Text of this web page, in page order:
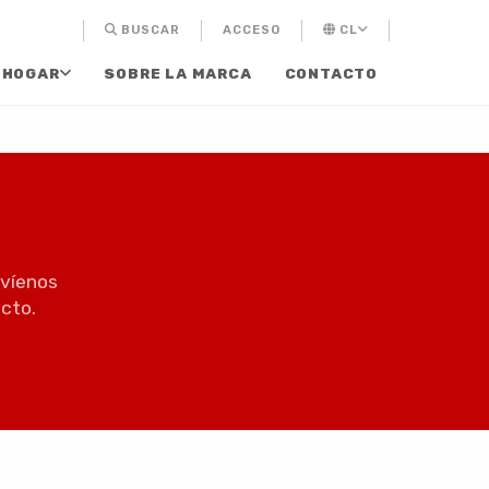
BUSCAR ACCESO CL
SOBRE LA MARCA CONTACTO